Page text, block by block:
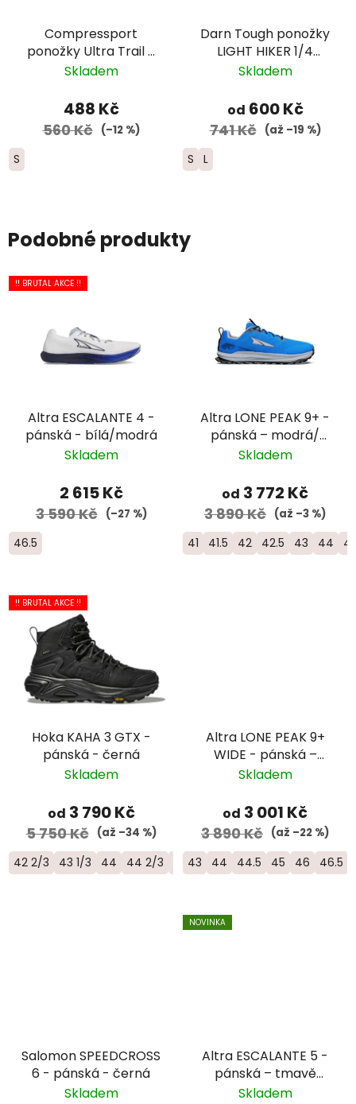
Compressport
ponožky Ultra Trail -
černá
Skladem
488 Kč
560 Kč (–12 %)
S
Darn Tough ponožky
LIGHT HIKER 1/4
Lightweight Merino -
Skladem
od 600 Kč
741 Kč (až –19 %)
S L
Podobné produkty
!! BRUTAL AKCE !!
Altra ESCALANTE 4 -
pánská - bílá/modrá
Skladem
2 615 Kč
3 590 Kč (–27 %)
46.5
Altra LONE PEAK 9+ -
pánská – modrá/
černá
Skladem
od 3 772 Kč
3 890 Kč (až –3 %)
41 41.5 42 42.5 43 44
!! BRUTAL AKCE !!
Hoka KAHA 3 GTX -
pánská - černá
Skladem
od 3 790 Kč
5 750 Kč (až –34 %)
42 2/3 43 1/3 44 44 2/3 45 1/3 46
Altra LONE PEAK 9+
WIDE - pánská –
černá
Skladem
od 3 001 Kč
3 890 Kč (až –22 %)
43 44 44.5 45 46 46.5
Salomon SPEEDCROSS
6 - pánská - černá
Skladem
NOVINKA
Altra ESCALANTE 5 -
pánská – tmavě
modrá
Skladem